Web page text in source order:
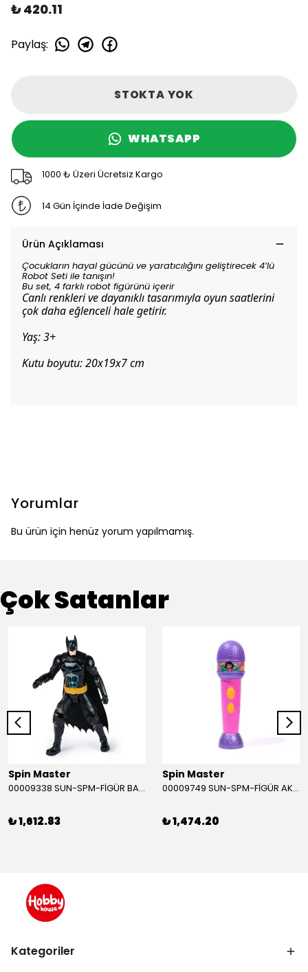
₺ 420.11
Paylaş:
STOKTA YOK
WHATSAPP
1000 ₺ Üzeri Ücretsiz Kargo
14 Gün İçinde İade Değişim
Ürün Açıklaması
Çocukların hayal gücünü ve yaratıcılığını geliştirecek 4’lü
Robot Seti ile tanışın!
Bu set, 4 farklı robot figürünü içerir
Canlı renkleri ve dayanıklı tasarımıyla oyun saatlerini
çok daha eğlenceli hale getirir.
Yaş: 3+
Kutu boyutu: 20x19x7 cm
Yorumlar
Bu ürün için henüz yorum yapılmamış.
Çok Satanlar
Spin Master
00009338 SUN-SPM-FİGÜR BATMAN NİNJA STRIKE 30 CM. EXC.
₺ 1,612.83
Spin Master
00009749 SUN-SPM-FİGÜR AKS. DORA MİKROFON YAĞMUR ORMANI RİTMİ (DORA) SESLİ
₺ 1,474.20
Kategoriler